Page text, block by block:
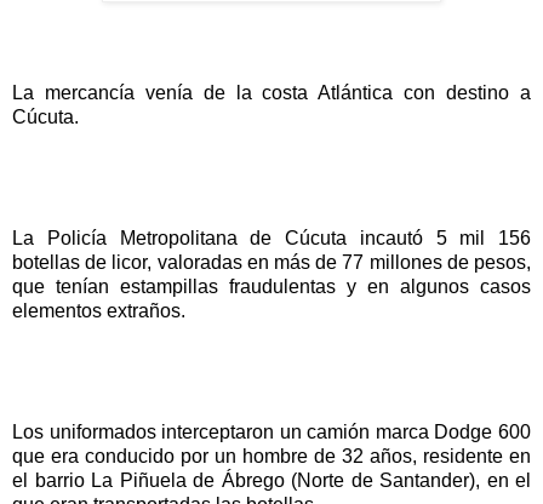
La mercancía venía de la costa Atlántica con destino a
Cúcuta.
La Policía Metropolitana de Cúcuta incautó 5 mil 156
botellas de licor, valoradas en más de 77 millones de pesos,
que tenían estampillas fraudulentas y en algunos casos
elementos extraños.
Los uniformados interceptaron un camión marca Dodge 600
que era conducido por un hombre de 32 años, residente en
el barrio La Piñuela de Ábrego (Norte de Santander), en el